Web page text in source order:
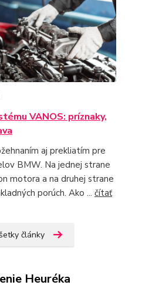
VANOS: príznaky,
aj prekliatím pre
BMW. Na jednej strane
motora a na druhej strane
porúch. Ako ... čítať
články
Heuréka